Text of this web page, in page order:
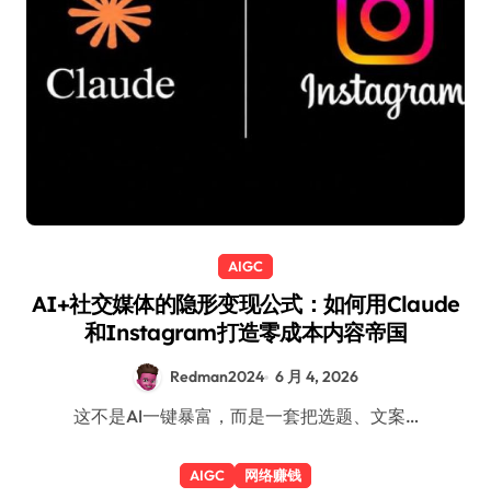
AIGC
AI+社交媒体的隐形变现公式：如何用Claude
和Instagram打造零成本内容帝国
Redman2024 6 月 4, 2026
这不是AI一键暴富，而是一套把选题、文案…
AIGC 网络赚钱